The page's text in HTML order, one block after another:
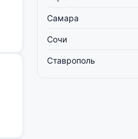
Самара
Сочи
Ставрополь